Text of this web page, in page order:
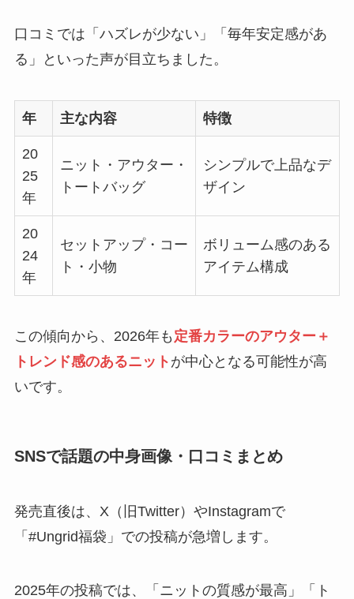
口コミでは「ハズレが少ない」「毎年安定感があ
る」といった声が目立ちました。
年 主な内容 特徴
20
25
年
ニット・アウター・
トートバッグ
シンプルで上品なデ
ザイン
20
24
年
セットアップ・コー
ト・小物
ボリューム感のある
アイテム構成
この傾向から、2026年も 定番カラーのアウター＋
トレンド感のあるニット が中心となる可能性が高
いです。
SNSで話題の中身画像・口コミまとめ
発売直後は、X（旧Twitter）やInstagramで
「#Ungrid福袋」での投稿が急増します。
2025年の投稿では、「ニットの質感が最高」「ト